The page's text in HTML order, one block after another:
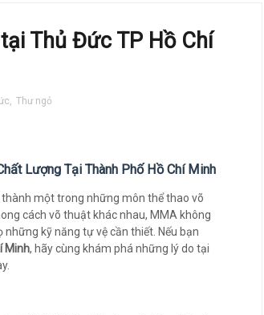
Thủ Đức TP Hồ Chí
, Thư ngỏ
Lượng Tại Thành Phố Hồ Chí Minh
một trong những môn thể thao võ
cách võ thuật khác nhau, MMA không
kỹ năng tự vệ cần thiết. Nếu bạn
Minh, hãy cùng khám phá những lý do tại